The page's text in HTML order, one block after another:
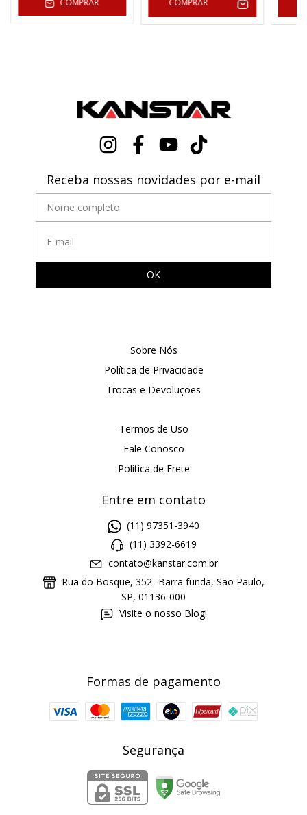
Receba nossas novidades por e-mail
Sobre Nós
Política de Privacidade
Trocas e Devoluções
Termos de Uso
Fale Conosco
Política de Frete
Entre em contato
(11) 97351-3940
(11) 3392-6619
contato@kanstar.com.br
Rua do Bosque, 352- Barra funda, São Paulo,
SP, 01136-000
Visite o nosso Blog!
Formas de pagamento
Segurança